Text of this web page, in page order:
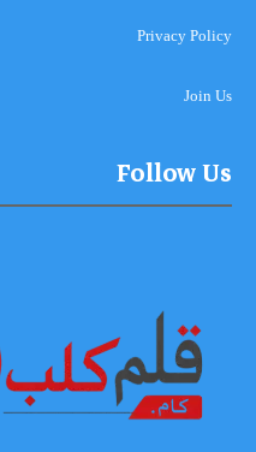
Privacy Policy
Join Us
Follow Us